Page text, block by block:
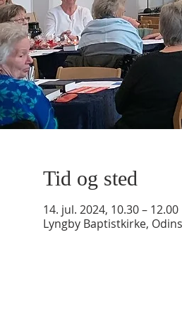
Tid og sted
14. jul. 2024, 10.30 – 12.00
Lyngby Baptistkirke,